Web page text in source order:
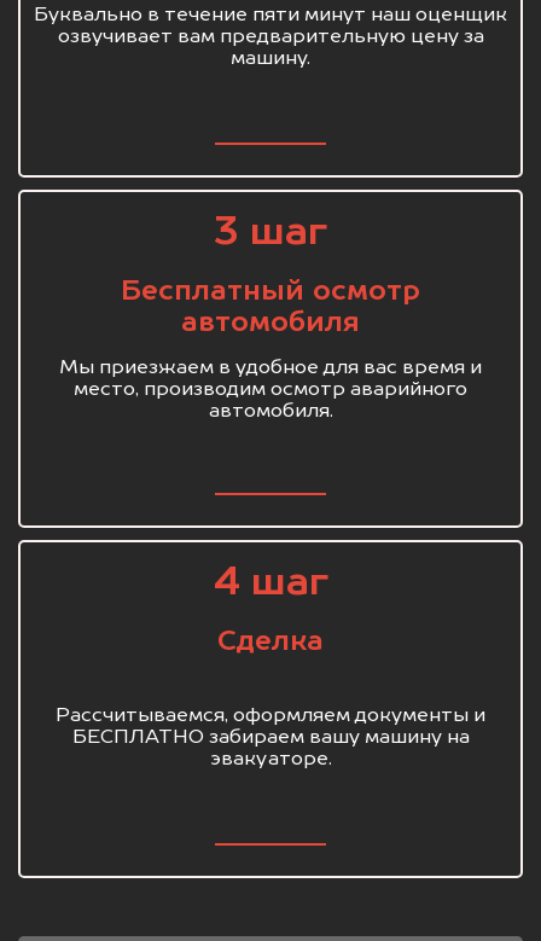
Буквально в течение пяти минут наш оценщик
озвучивает вам предварительную цену за
машину.
3 шаг
Бесплатный осмотр
автомобиля
Мы приезжаем в удобное для вас время и
место, производим осмотр аварийного
автомобиля.
4 шаг
Сделка
Рассчитываемся, оформляем документы и
БЕСПЛАТНО забираем вашу машину на
эвакуаторе.